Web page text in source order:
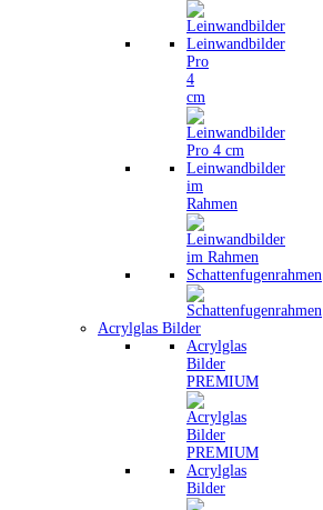
Leinwandbilder
Pro
4
cm
Leinwandbilder
im
Rahmen
Schattenfugenrahmen
Acrylglas Bilder
Acrylglas
Bilder
PREMIUM
Acrylglas
Bilder